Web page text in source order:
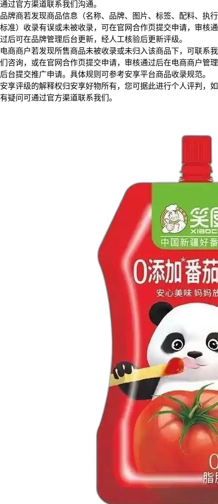
通过官方渠道联系我们沟通。
品牌商若发现商品信息（名称、品牌、图片、标签、配料、执行
标准）收录有误或未被收录，可在官网合作页提交申请，审核通
过后可在品牌管理后台更新，经人工核验后更新评级。
电商商户若发现所售商品未被收录或未归入该商品下，可联系我
们咨询，或在官网合作页提交申请，审核通过后在电商商户管理
后台提交推广申请。具体规则可参考安享平台商品收录规范。
安享评级的解释权归安享好物所有，您可据此进行个人评判，如
有疑问可通过官方渠道联系我们。